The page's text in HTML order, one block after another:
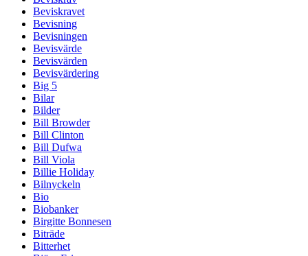
Beviskravet
Bevisning
Bevisningen
Bevisvärde
Bevisvärden
Bevisvärdering
Big 5
Bilar
Bilder
Bill Browder
Bill Clinton
Bill Dufwa
Bill Viola
Billie Holiday
Bilnyckeln
Bio
Biobanker
Birgitte Bonnesen
Biträde
Bitterhet